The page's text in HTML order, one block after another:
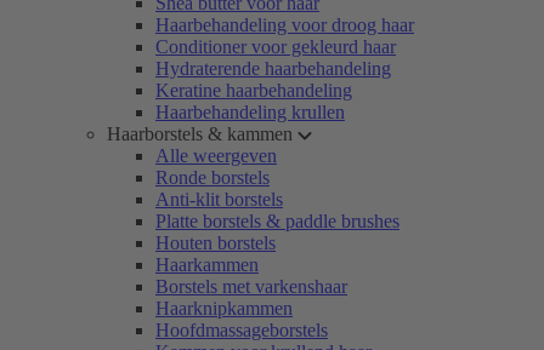
Haarbehandeling voor droog haar
Conditioner voor gekleurd haar
Hydraterende haarbehandeling
Keratine haarbehandeling
Haarbehandeling krullen
Haarborstels & kammen
Alle weergeven
Ronde borstels
Anti-klit borstels
Platte borstels & paddle brushes
Houten borstels
Haarkammen
Borstels met varkenshaar
Haarknipkammen
Hoofdmassageborstels